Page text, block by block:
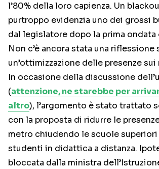
l’80% della loro capienza. Un
purtroppo evidenzia uno dei grossi
dal legislatore dopo la prima ondata
Non c’è ancora stata una riflessione
un’ottimizzazione delle presenze
In occasione della discussione
(attenzione, ne starebbe per
altro), l’argomento è stato trattato
con la proposta di ridurre le
metro chiudendo le scuole
studenti in didattica a distanza.
bloccata dalla ministra